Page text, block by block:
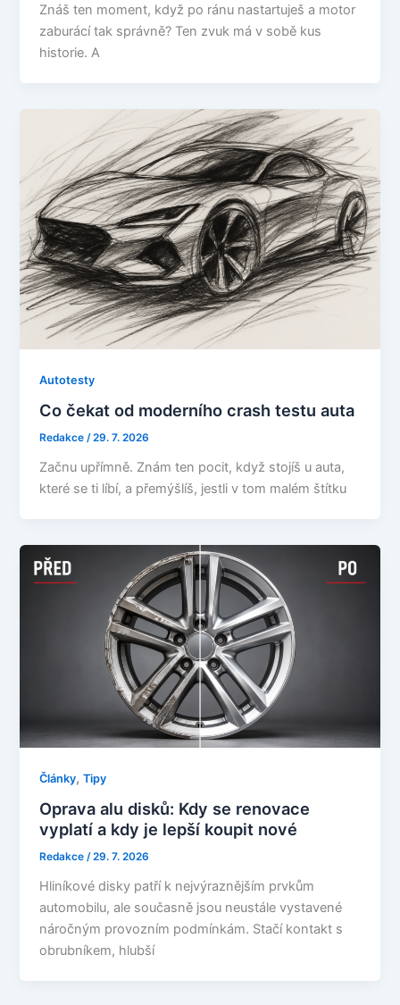
Znáš ten moment, když po ránu nastartuješ a motor
zaburácí tak správně? Ten zvuk má v sobě kus
historie. A
Autotesty
Co čekat od moderního crash testu auta
Redakce/29. 7. 2026
Začnu upřímně. Znám ten pocit, když stojíš u auta,
které se ti líbí, a přemýšlíš, jestli v tom malém štítku
Články,Tipy
Oprava alu disků: Kdy se renovace
vyplatí a kdy je lepší koupit nové
Redakce/29. 7. 2026
Hliníkové disky patří k nejvýraznějším prvkům
automobilu, ale současně jsou neustále vystavené
náročným provozním podmínkám. Stačí kontakt s
obrubníkem, hlubší